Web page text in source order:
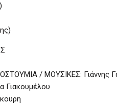
/ ΜΟΥΣΙΚΕΣ: Γιάννης